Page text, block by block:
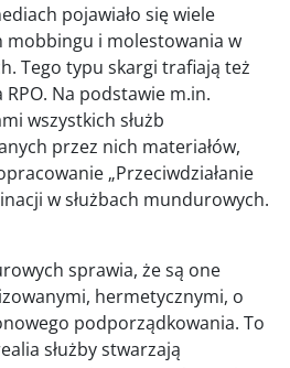
pojawiało się wiele
mobbingu i molestowania w
Tego typu skargi trafiają też
Na podstawie m.in.
wszystkich służb
przez nich materiałów,
„Przeciwdziałanie
w służbach mundurowych.
sprawia, że są one
hermetycznymi, o
podporządkowania. To
służby stwarzają